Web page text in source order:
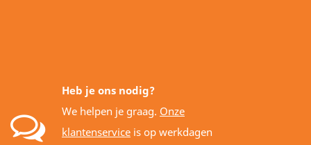
Heb je ons nodig?
We helpen je graag. Onze
klantenservice is op werkdagen